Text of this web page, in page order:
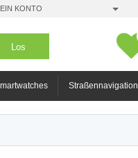
KONTO
Straßennavigation